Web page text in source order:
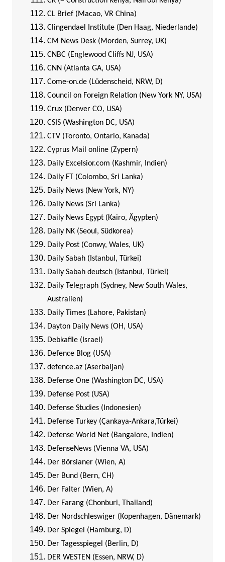
CL Brief (Macao, VR China)
Clingendael Institute (Den Haag, Niederlande)
CM News Desk (Morden, Surrey, UK)
CNBC (Englewood Cliffs NJ, USA)
CNN (Atlanta GA, USA)
Come-on.de (Lüdenscheid, NRW, D)
Council on Foreign Relation (New York NY, USA)
Crux (Denver CO, USA)
CSIS (Washington DC, USA)
CTV (Toronto, Ontario, Kanada)
Cyprus Mail online (Zypern)
Daily Excelsior.com (Kashmir, Indien)
Daily FT (Colombo, Sri Lanka)
Daily News (New York, NY)
Daily News (Sri Lanka)
Daily News Egypt (Kairo, Ägypten)
Daily NK (Seoul, Südkorea)
Daily Post (Conwy, Wales, UK)
Daily Sabah (Istanbul, Türkei)
Daily Sabah deutsch (Istanbul, Türkei)
Daily Telegraph (Sydney, New South Wales,
Australien)
Daily Times (Lahore, Pakistan)
Dayton Daily News (OH, USA)
Debkafile (Israel)
Defence Blog (USA)
defence.az (Aserbaijan)
Defense One (Washington DC, USA)
Defense Post (USA)
Defense Studies (Indonesien)
Defense Turkey (Çankaya-Ankara,Türkei)
Defense World Net (Bangalore, Indien)
DefenseNews (Vienna VA, USA)
Der Börsianer (Wien, A)
Der Bund (Bern, CH)
Der Falter (Wien, A)
Der Farang (Chonburi, Thailand)
Der Nordschleswiger (Kopenhagen, Dänemark)
Der Spiegel (Hamburg, D)
Der Tagesspiegel (Berlin, D)
DER WESTEN (Essen, NRW, D)